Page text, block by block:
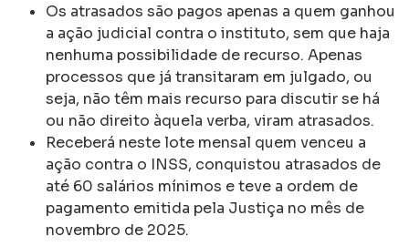
Os atrasados são pagos apenas a quem ganhou
a ação judicial contra o instituto, sem que haja
nenhuma possibilidade de recurso. Apenas
processos que já transitaram em julgado, ou
seja, não têm mais recurso para discutir se há
ou não direito àquela verba, viram atrasados.
Receberá neste lote mensal quem venceu a
ação contra o INSS, conquistou atrasados de
até 60 salários mínimos e teve a ordem de
pagamento emitida pela Justiça no mês de
novembro de 2025.